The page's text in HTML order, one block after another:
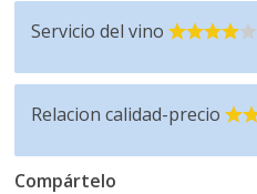
Servicio del vino
Relacion calidad-precio
Compártelo